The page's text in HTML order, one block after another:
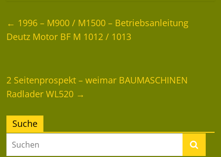
← 1996 – M900 / M1500 – Betriebsanleitung
Deutz Motor BF M 1012 / 1013
2 Seitenprospekt – weimar BAUMASCHINEN
Radlader WL520 →
Suche